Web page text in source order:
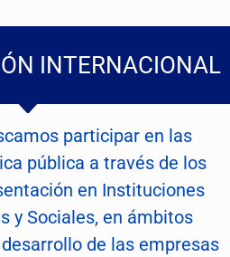
INTERNACIONAL
participar en las
pública a través de los
en Instituciones
y Sociales, en ámbitos
de las empresas